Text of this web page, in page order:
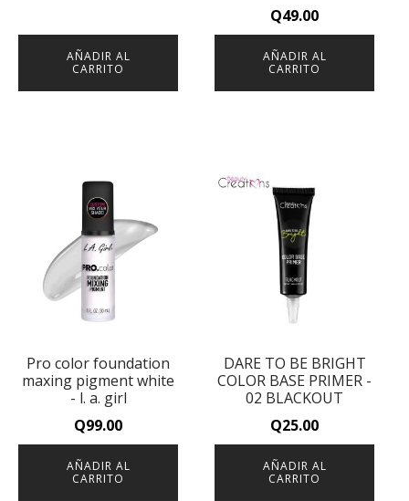
AÑADIR AL
CARRITO
Q49.00
AÑADIR AL
CARRITO
Pro color foundation
maxing pigment white
- l. a. girl
Q99.00
AÑADIR AL
CARRITO
DARE TO BE BRIGHT
COLOR BASE PRIMER -
02 BLACKOUT
Q25.00
AÑADIR AL
CARRITO